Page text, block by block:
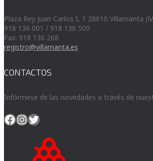
Plaza Rey Juan Carlos I, 1 28610 Villamanta
918 136 001 / 918 136 500
Fax: 918 136 268
registro@villamanta.es
CONTACTOS
Infórmese de las novedades a través de
Facebook
Instagram
Twitter